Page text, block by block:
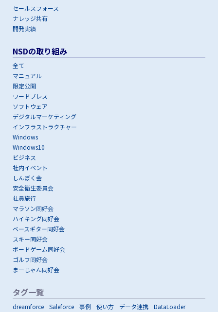
セールスフォース
ナレッジ共有
開発実績
NSDの取り組み
全て
マニュアル
限定公開
ワードプレス
ソフトウェア
デジタルマーケティング
インフラストラクチャー
Windows
Windows10
ビジネス
社内イベント
しんぼく会
安全衛生委員会
社員旅行
マラソン同好会
ハイキング同好会
ベースギター同好会
スキー同好会
ボードゲーム同好会
ゴルフ同好会
まーじゃん同好会
タグ一覧
dreamforce Saleforce 事例 使い方 データ連携
DataLoader